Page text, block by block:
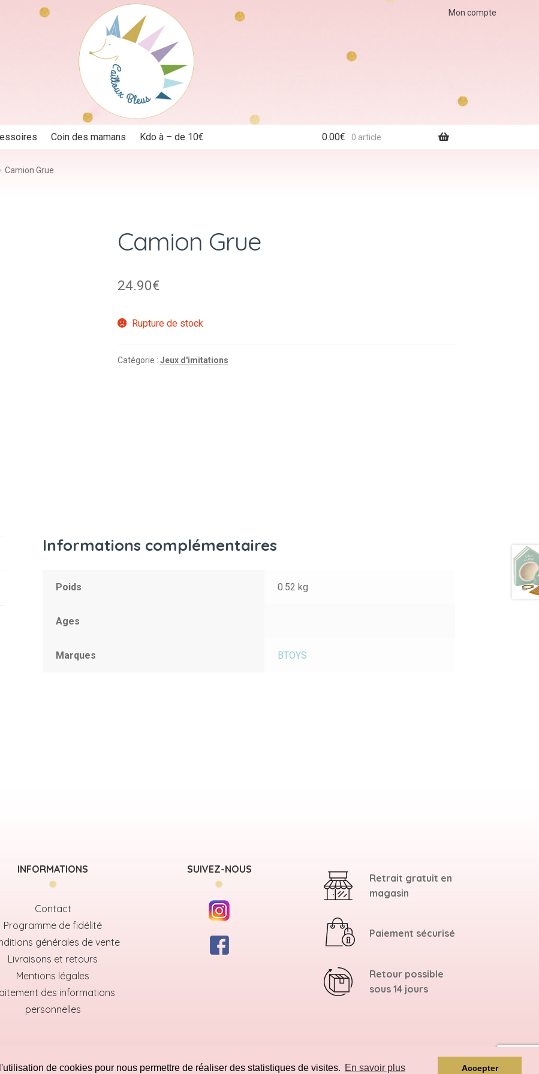
de cookies pour nous permettre de réaliser des statistiques de visites. En savoir plus Accepter
Mon compte
Coin des mamans Kdo à – de 10€ 0.00€ 0 article
Camion Grue
Camion Grue
24.90€
Rupture de stock
Catégorie : Jeux d'imitations
Informations complémentaires
Poids 0.52 kg
Ages
Marques BTOYS
INFORMATIONS
Contact
Programme de fidélité
générales de vente
Livraisons et retours
Mentions légales
des informations
personnelles
SUIVEZ-NOUS
Retrait gratuit en
magasin
Paiement sécurisé
Retour possible
sous 14 jours